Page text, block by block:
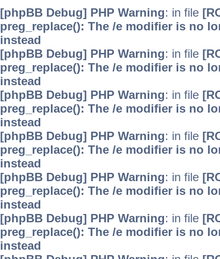
[phpBB Debug] PHP Warning: in file
preg_replace(): The /e modifier is no
instead
[phpBB Debug] PHP Warning: in file
preg_replace(): The /e modifier is no
instead
[phpBB Debug] PHP Warning: in file
preg_replace(): The /e modifier is no
instead
[phpBB Debug] PHP Warning: in file
preg_replace(): The /e modifier is no
instead
[phpBB Debug] PHP Warning: in file
preg_replace(): The /e modifier is no
instead
[phpBB Debug] PHP Warning: in file
preg_replace(): The /e modifier is no
instead